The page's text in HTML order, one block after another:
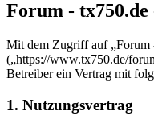
Forum - tx750.de
Mit dem Zugriff auf „Forum
(„https://www.tx750.de/
Betreiber ein Vertrag mit
1. Nutzungsvertrag